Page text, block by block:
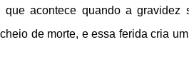
acontece quando a gravidez
de morte, e essa ferida cria